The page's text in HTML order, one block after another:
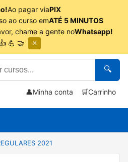
Ao pagar viaPIX
ao curso emATÉ 5 MINUTOS
chame a gente noWhatsapp!
💪 🤝
×
🔍
👤Minha conta 🛒Carrinho
2021